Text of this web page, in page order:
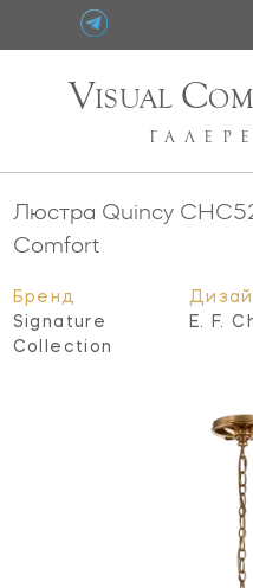
VISUAL C
Люстра Quincy
Comfort
Бренд
Signature
Collection
E. F.